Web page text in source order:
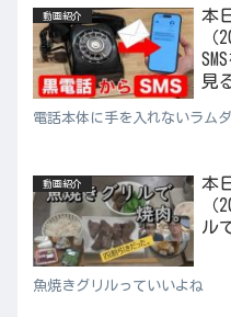
動画紹介
本
（
見
電話本体に手を入れないラム
動画紹介
本
（
ル
魚焼きグリルっていいよね